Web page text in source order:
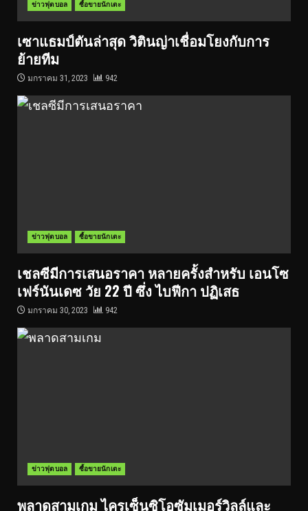
ข่าวฟุตบอล ซื้อขายนักเตะ
เซาแธมป์ตันล่าสุด วิตินญ่าเชื่อมโยงกับการ
ย้ายทีม
มกราคม 31, 2023 942
ข่าวฟุตบอล ซื้อขายนักเตะ
เชลซีมีการเสนอราคา หลายครั้งสำหรับ เอนโซ
เฟร์นันเดซ วัย 22 ปี ซึ่ง ไบฟีกา ปฏิเสธ
มกราคม 30, 2023 942
ข่าวฟุตบอล ซื้อขายนักเตะ
พลาดสามเกม ไครเซ็นซิโอซัมเมอร์วิลล์และ